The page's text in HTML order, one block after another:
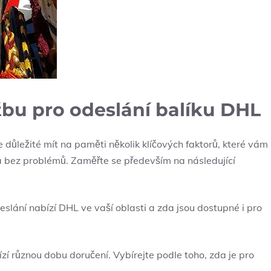
pro odeslání balíku DHL
mít na paměti několik klíčových faktorů, které vám
problémů. ⁣Zaměřte se především na následující
‌nabízí DHL ve‌ vaší‍ oblasti a zda‌ jsou dostupné i pro
různou dobu doručení. Vybírejte ⁣podle toho,⁣ zda je pro